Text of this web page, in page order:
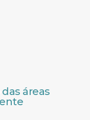
áreas